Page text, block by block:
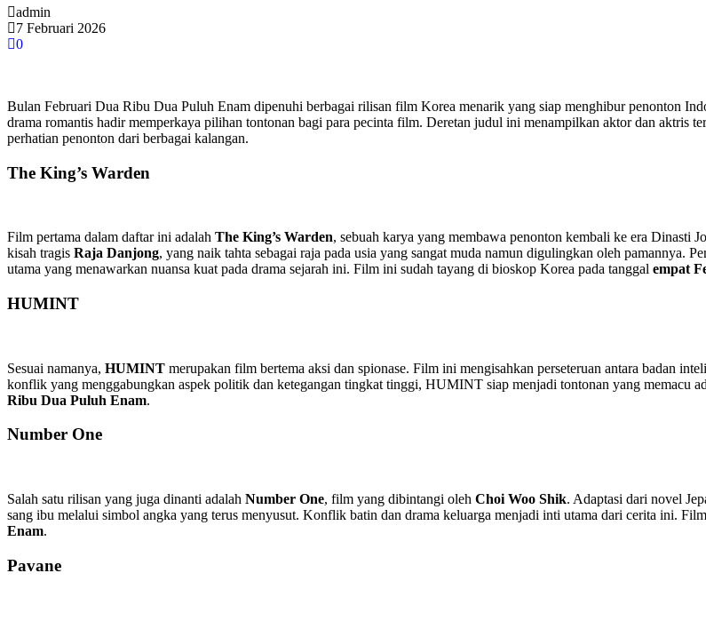
admin
7 Februari 2026
0
Bulan Februari Dua Ribu Dua Puluh Enam dipenuhi berbagai rilisan film Korea menarik yang siap menghibur penonton
drama romantis hadir memperkaya pilihan tontonan bagi para pecinta film. Deretan judul ini menampilkan aktor dan aktris
perhatian penonton dari berbagai kalangan.
The King’s Warden
Film pertama dalam daftar ini adalah The King’s Warden, sebuah karya yang membawa penonton kembali ke era Dinasti
kisah tragis Raja Danjong, yang naik tahta sebagai raja pada usia yang sangat muda namun digulingkan oleh pamannya.
utama yang menawarkan nuansa kuat pada drama sejarah ini. Film ini sudah tayang di bioskop Korea pada tanggal empat
HUMINT
Sesuai namanya, HUMINT merupakan film bertema aksi dan spionase. Film ini mengisahkan perseteruan antara badan
konflik yang menggabungkan aspek politik dan ketegangan tingkat tinggi, HUMINT siap menjadi tontonan yang memacu
Ribu Dua Puluh Enam.
Number One
Salah satu rilisan yang juga dinanti adalah Number One, film yang dibintangi oleh Choi Woo Shik. Adaptasi dari novel
sang ibu melalui simbol angka yang terus menyusut. Konflik batin dan drama keluarga menjadi inti utama dari cerita ini.
Enam.
Pavane